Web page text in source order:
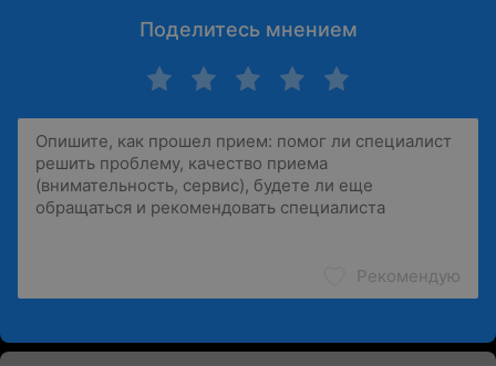
Поделитесь мнением
Рекомендую